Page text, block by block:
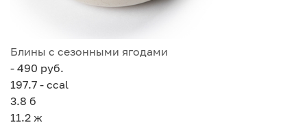
Блины с сезонными ягодами
- 490 руб.
197.7 - ccal
3.8 б
11.2 ж